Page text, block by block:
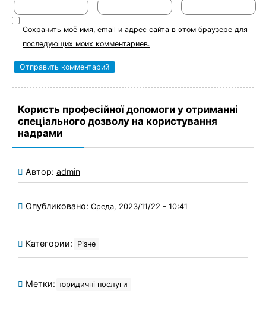
Сохранить моё имя, email и адрес сайта в этом браузере для
последующих моих комментариев.
Користь професійної допомоги у отриманні
спеціального дозволу на користування
надрами
Автор: admin
Опубликовано: Среда, 2023/11/22 - 10:41
Категории: Різне
Метки: юридичні послуги